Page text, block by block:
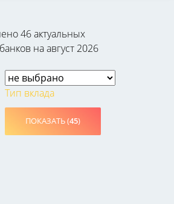
46 актуальных
на август 2026
Тип вклада
ПОКАЗАТЬ (45)